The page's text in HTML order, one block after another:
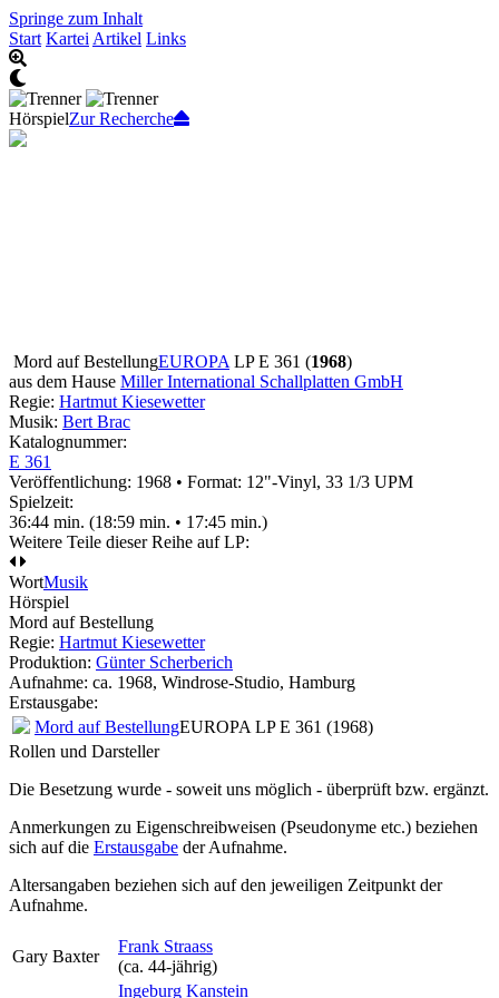
Springe zum Inhalt
Start Kartei Artikel Links
HörspielZur Recherche
Mord auf BestellungEUROPA LP E 361 (1968)
aus dem Hause Miller International Schallplatten GmbH
Regie: Hartmut Kiesewetter
Musik: Bert Brac
Katalognummer:
E 361
Veröffentlichung: 1968 • Format: 12"-Vinyl, 33 1/3 UPM
Spielzeit:
36:44 min. (18:59 min. • 17:45 min.)
Weitere Teile dieser Reihe auf LP:
WortMusik
Hörspiel
Mord auf Bestellung
Regie: Hartmut Kiesewetter
Produktion: Günter Scherberich
Aufnahme: ca. 1968, Windrose-Studio, Hamburg
Erstausgabe:
Mord auf BestellungEUROPA LP E 361 (1968)
Rollen und Darsteller
Die Besetzung wurde - soweit uns möglich - überprüft bzw. ergänzt.
Anmerkungen zu Eigenschreibweisen (Pseudonyme etc.) beziehen
sich auf die Erstausgabe der Aufnahme.
Altersangaben beziehen sich auf den jeweiligen Zeitpunkt der
Aufnahme.
Gary Baxter
Frank Straass
(ca. 44‑jährig)
Ingeburg Kanstein